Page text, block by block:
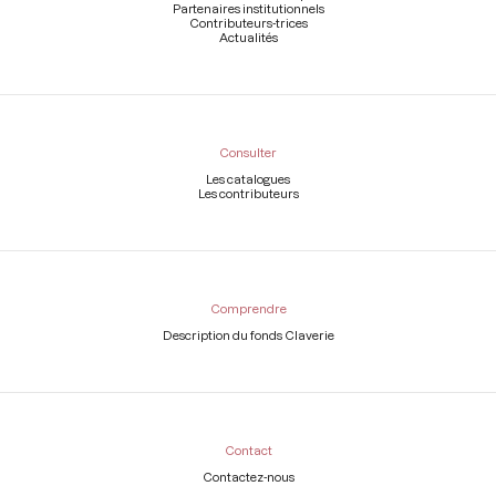
Partenaires institutionnels
Contributeurs-trices
Actualités
Consulter
Les catalogues
Les contributeurs
Comprendre
Description du fonds Claverie
Contact
Contactez-nous